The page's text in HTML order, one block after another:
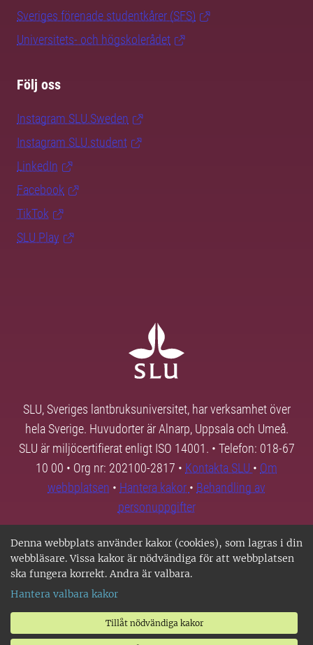
Denna webbplats använder kakor (cookies), som lagras i din
webbläsare. Vissa kakor är nödvändiga för att webbplatsen
ska fungera korrekt. Andra är valbara.
Hantera valbara kakor
Tillåt nödvändiga kakor
Sveriges förenade studentkårer (SFS)
Universitets- och högskolerådet
Följ oss
Instagram SLU.Sweden
Instagram SLU.student
LinkedIn
Facebook
TikTok
SLU Play
SLU, Sveriges lantbruksuniversitet, har verksamhet över
hela Sverige. Huvudorter är Alnarp, Uppsala och Umeå.
SLU är miljöcertifierat enligt ISO 14001. • Telefon: 018-67
10 00 • Org nr: 202100-2817 • Kontakta SLU • Om
webbplatsen • Hantera kakor • Behandling av
personuppgifter